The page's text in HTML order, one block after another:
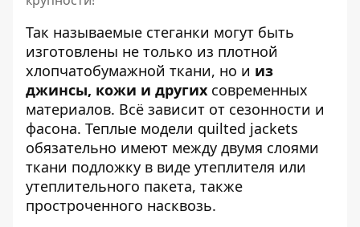
Так называемые стеганки могут быть
изготовлены не только из плотной
хлопчатобумажной ткани, но и из
джинсы, кожи и других современных
материалов. Всё зависит от сезонности и
фасона. Теплые модели quilted jackets
обязательно имеют между двумя слоями
ткани подложку в виде утеплителя или
утеплительного пакета, также
простроченного насквозь.